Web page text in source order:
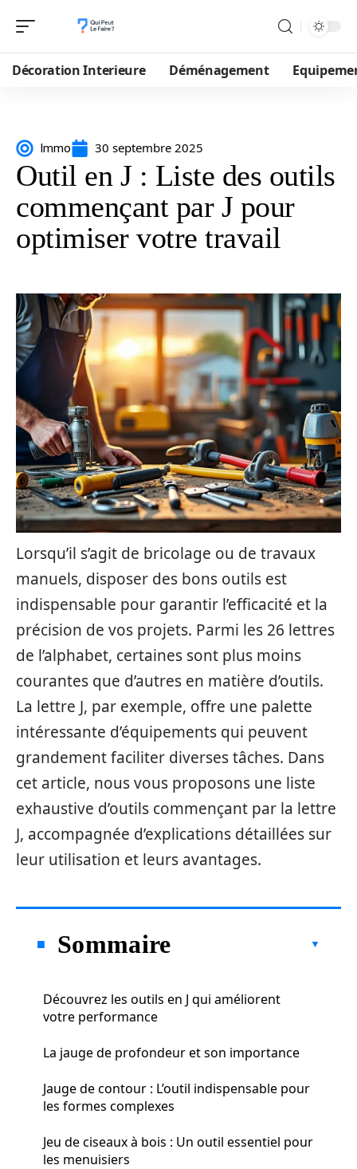
Décoration Interieure Déménagement
Immo 30 septembre 2025
Outil en J : Liste des outils
commençant par J pour
optimiser votre travail
Lorsqu’il s’agit de bricolage ou de travaux
manuels, disposer des bons outils est
indispensable pour garantir l’efficacité et la
précision de vos projets. Parmi les 26 lettres
de l’alphabet, certaines sont plus moins
courantes que d’autres en matière d’outils.
La lettre J, par exemple, offre une palette
intéressante d’équipements qui peuvent
grandement faciliter diverses tâches. Dans
cet article, nous vous proposons une liste
exhaustive d’outils commençant par la lettre
J, accompagnée d’explications détaillées sur
leur utilisation et leurs avantages.
Sommaire
Découvrez les outils en J qui améliorent
votre performance
La jauge de profondeur et son importance
Jauge de contour : L’outil indispensable pour
les formes complexes
Jeu de ciseaux à bois : Un outil essentiel pour
les menuisiers